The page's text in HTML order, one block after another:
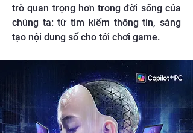
trò quan trọng hơn trong đời sống của
chúng ta: từ tìm kiếm thông tin, sáng
tạo nội dung số cho tới chơi game.